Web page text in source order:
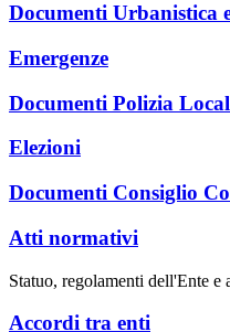
Documenti Urbanistica
Emergenze
Documenti Polizia
Elezioni
Documenti Consiglio
Atti normativi
Statuo, regolamenti dell'Ente
Accordi tra enti